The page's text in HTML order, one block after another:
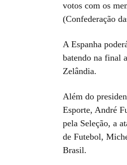
votos com os
(Confederação
A Espanha
batendo na final
Zelândia.
Além do
Esporte, André
pela Seleção, a
de Futebol,
Brasil.